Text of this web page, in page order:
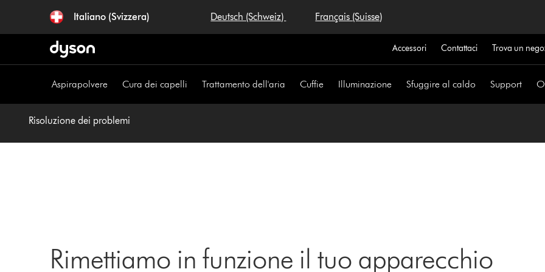
navigazione
Italiano (Svizzera) Deutsch (Schweiz) Français (Suisse)
Accessori Contattaci Trova un
Aspirapolvere Cura dei capelli Trattamento dell'aria Cuffie Illuminazione Sfuggire al caldo Support
Risoluzione dei problemi
Rimettiamo in funzione il tuo apparecchio